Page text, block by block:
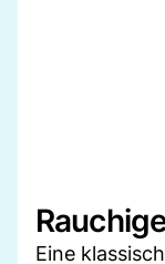
Eine